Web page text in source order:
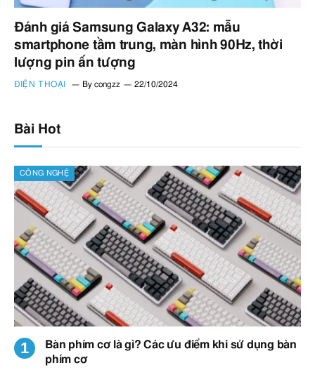
Đánh giá Samsung Galaxy A32: mẫu
smartphone tầm trung, màn hình 90Hz, thời
lượng pin ấn tượng
ĐIỆN THOẠI By congzz 22/10/2024
Bài Hot
CÔNG NGHỆ
Bàn phím cơ là gì? Các ưu điểm khi sử dụng bàn
phím cơ